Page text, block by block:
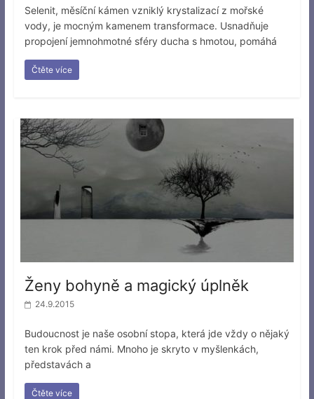
Selenit, měsíční kámen vzniklý krystalizací z mořské
vody, je mocným kamenem transformace. Usnadňuje
propojení jemnohmotné sféry ducha s hmotou, pomáhá
Čtěte více
Ženy bohyně a magický úplněk
24.9.2015
Budoucnost je naše osobní stopa, která jde vždy o nějaký
ten krok před námi. Mnoho je skryto v myšlenkách,
představách a
Čtěte více